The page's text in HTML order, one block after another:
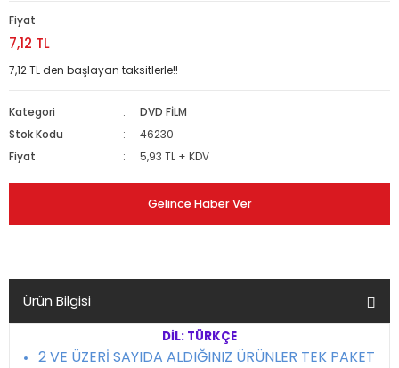
Fiyat
7,12 TL
7,12 TL den başlayan taksitlerle!!
Kategori
DVD FİLM
Stok Kodu
46230
Fiyat
5,93 TL + KDV
Gelince Haber Ver
Ürün Bilgisi
DİL: TÜRKÇE
2 VE ÜZERİ SAYIDA ALDIĞINIZ ÜRÜNLER TEK PAKET